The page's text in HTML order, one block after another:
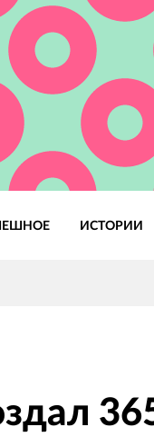
ИСТОРИИ